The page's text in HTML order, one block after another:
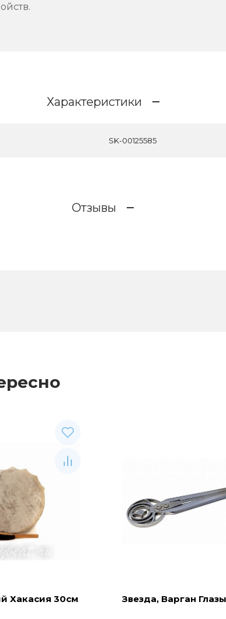
Характеристики
SK-00125585
Отзывы
Хакасия 30см Звезда, Варган